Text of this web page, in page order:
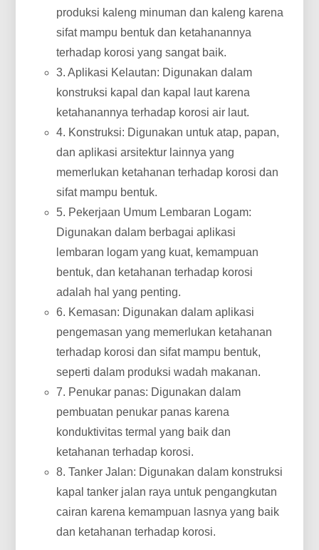
produksi kaleng minuman dan kaleng karena
sifat mampu bentuk dan ketahanannya
terhadap korosi yang sangat baik.
3. Aplikasi Kelautan: Digunakan dalam
konstruksi kapal dan kapal laut karena
ketahanannya terhadap korosi air laut.
4. Konstruksi: Digunakan untuk atap, papan,
dan aplikasi arsitektur lainnya yang
memerlukan ketahanan terhadap korosi dan
sifat mampu bentuk.
5. Pekerjaan Umum Lembaran Logam:
Digunakan dalam berbagai aplikasi
lembaran logam yang kuat, kemampuan
bentuk, dan ketahanan terhadap korosi
adalah hal yang penting.
6. Kemasan: Digunakan dalam aplikasi
pengemasan yang memerlukan ketahanan
terhadap korosi dan sifat mampu bentuk,
seperti dalam produksi wadah makanan.
7. Penukar panas: Digunakan dalam
pembuatan penukar panas karena
konduktivitas termal yang baik dan
ketahanan terhadap korosi.
8. Tanker Jalan: Digunakan dalam konstruksi
kapal tanker jalan raya untuk pengangkutan
cairan karena kemampuan lasnya yang baik
dan ketahanan terhadap korosi.